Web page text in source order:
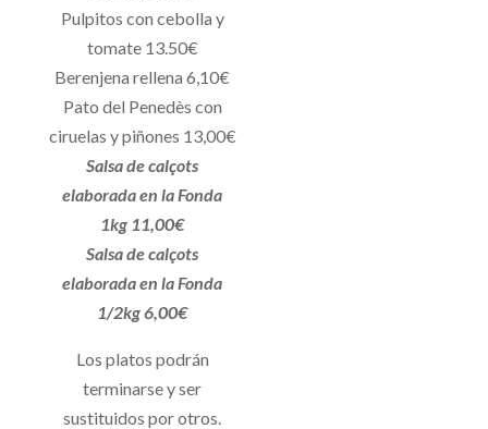
Pulpitos con cebolla y
tomate 13.50€
Berenjena rellena 6,10€
Pato del Penedès con
ciruelas y piñones 13,00€
Salsa de calçots
elaborada en la Fonda
1kg 11,00€
Salsa de calçots
elaborada en la Fonda
1/2kg 6,00€
Los platos podrán
terminarse y ser
sustituidos por otros.